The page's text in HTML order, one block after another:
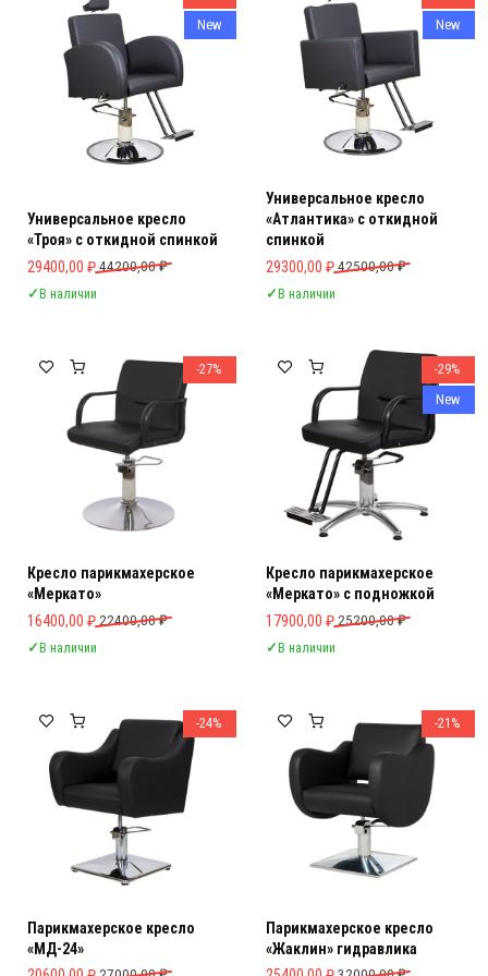
New
Универсальное кресло
«Троя» с откидной спинкой
44200,00₽
Первоначальная цена составляла 44200,00 ₽.
29400,00 ₽
Текущая цена: 29400,00 ₽.
✓В наличии
New
Универсальное кресло
«Атлантика» с откидной
спинкой
42500,00₽
Первоначальная цена
29300,00 ₽
Текущая цена: 29300,00 ₽.
✓В наличии
-27%
Кресло парикмахерское
«Меркато»
22400,00₽
Первоначальная цена составляла 22400,00 ₽.
16400,00 ₽
Текущая цена: 16400,00 ₽.
✓В наличии
-29%
New
Кресло парикмахерское
«Меркато» с подножкой
25200,00₽
Первоначальная цена
17900,00 ₽
Текущая цена: 17900,00 ₽.
✓В наличии
-24%
Парикмахерское кресло
«МД-24»
-21%
Парикмахерское кресло
«Жаклин» гидравлика